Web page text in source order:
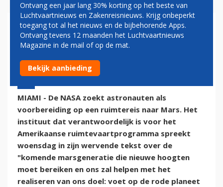
NASA ZOEKT ASTRONAUTEN
VOOR REIS NAAR MARS
4 november 2015 - 20:07
MIAMI - De NASA zoekt astronauten als
voorbereiding op een ruimtereis naar Mars. Het
instituut dat verantwoordelijk is voor het
Amerikaanse ruimtevaartprogramma spreekt
woensdag in zijn wervende tekst over de
"komende marsgeneratie die nieuwe hoogten
moet bereiken en ons zal helpen met het
realiseren van ons doel: voet op de rode planeet
Ontvang een jaar lang 30% korting op het beste van
Luchtvaartnieuws en Zakenreisnieuws. Krijg onbeperkt
toegang tot al het nieuws en de bijbehorende Apps.
Ontvang tevens 12 maanden het Luchtvaartnieuws
Magazine in de mail of op de mat.
Bekijk aanbieding